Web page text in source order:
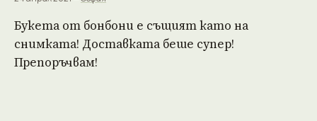
Букета от бонбони е същият като на
снимката! Доставката беше супер!
Препоръчвам!